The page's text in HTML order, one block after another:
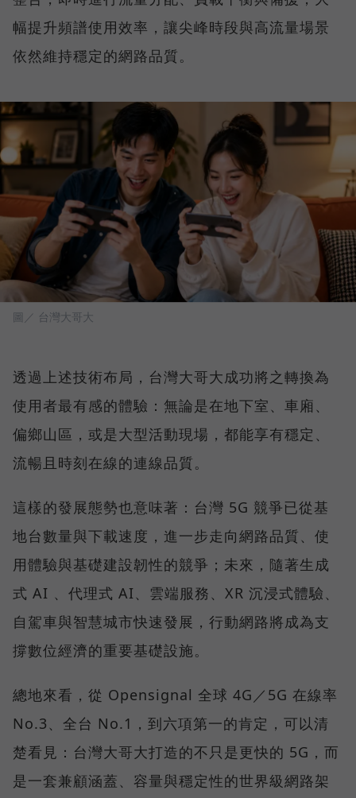
幅提升頻譜使用效率，讓尖峰時段與高流量場景
依然維持穩定的網路品質。
圖／ 台灣大哥大
透過上述技術布局，台灣大哥大成功將之轉換為
使用者最有感的體驗：無論是在地下室、車廂、
偏鄉山區，或是大型活動現場，都能享有穩定、
流暢且時刻在線的連線品質。
這樣的發展態勢也意味著：台灣 5G 競爭已從基
地台數量與下載速度，進一步走向網路品質、使
用體驗與基礎建設韌性的競爭；未來，隨著生成
式 AI 、代理式 AI、雲端服務、XR 沉浸式體驗、
自駕車與智慧城市快速發展，行動網路將成為支
撐數位經濟的重要基礎設施。
總地來看，從 Opensignal 全球 4G／5G 在線率
No.3、全台 No.1，到六項第一的肯定，可以清
楚看見：台灣大哥大打造的不只是更快的 5G，而
是一套兼顧涵蓋、容量與穩定性的世界級網路架